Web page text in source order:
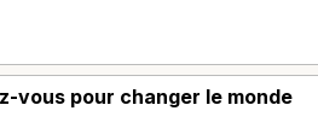
vous pour changer le monde